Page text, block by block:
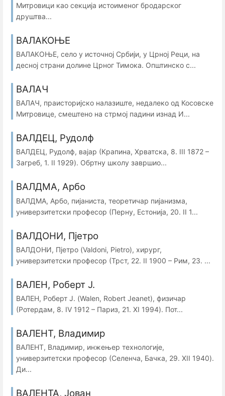
Митровици као секција истоименог бродарског
друштва...
ВАЛАКОЊЕ
ВАЛАКОЊЕ, село у источној Србији, у Црној Реци, на
десној страни долине Црног Тимока. Општинско с...
ВАЛАЧ
ВАЛАЧ, праисторијско налазиште, недалеко од Косовске
Митровице, смештено на стрмој падини изнад И...
ВАЛДЕЦ, Рудолф
ВАЛДЕЦ, Рудолф, вајар (Крапина, Хрватска, 8. III 1872 –
Загреб, 1. II 1929). Обртну школу завршио...
ВАЛДМА, Арбо
ВАЛДМА, Арбо, пијаниста, теоретичар пијанизма,
универзитетски професор (Перну, Естонија, 20. II 1...
ВАЛДОНИ, Пјетро
ВАЛДОНИ, Пјетро (Valdoni, Pietro), хирург,
универзитетски професор (Трст, 22. II 1900 – Рим, 23. ...
ВАЛЕН, Роберт Ј.
ВАЛЕН, Роберт Ј. (Walen, Robert Jеanet), физичар
(Ротердам, 8. IV 1912 – Париз, 21. XI 1994). Пот...
ВАЛЕНТ, Владимир
ВАЛЕНТ, Владимир, инжењер технологије,
универзитетски професор (Селенча, Бачка, 29. XII 1940).
Ди...
ВАЛЕНТА, Јован